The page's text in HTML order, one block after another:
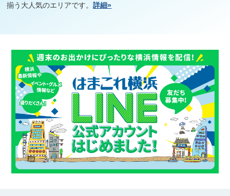
揃う大人気のエリアです。詳細»